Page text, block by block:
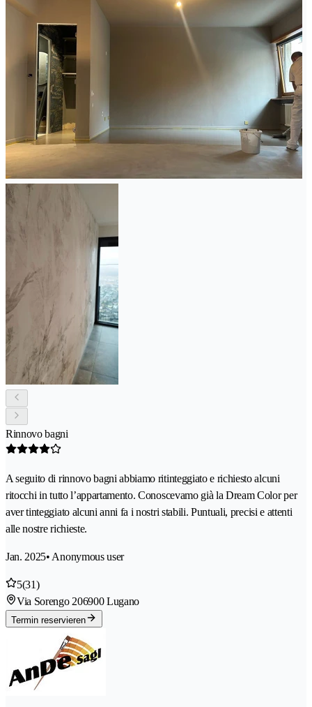
Rinnovo bagni
A seguito di rinnovo bagni abbiamo ritinteggiato e richiesto alcuni
ritocchi in tutto l’appartamento. Conoscevamo già la Dream Color per
aver tinteggiato alcuni anni fa i nostri stabili. Puntuali, precisi e attenti
alle nostre richieste.
Jan. 2025• Anonymous user
5(31)
Via Sorengo 206900 Lugano
Termin reservieren